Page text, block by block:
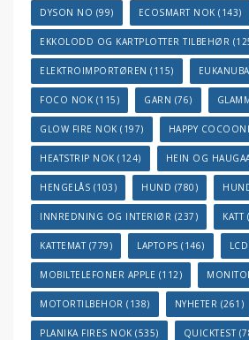
DYSON NO (99) ECOSMART NOK (143)
EKKOLODD OG KARTPLOTTER TILBEHØR
ELEKTROIMPORTØREN (115) EUKANUBA
FOCO NOK (115) GARN (76)
GLOW FIRE NOK (197) HAPPY
HEATSTRIP NOK (124) HEIN OG
HENGELÅS (103) HUND (780)
INNREDNING OG INTERIØR (237) KATT
KATTEMAT(779) LAPTOPS (146)
MOBILTELEFONER APPLE (112)
MOTORTILBEHOR (138) NYHETER (261)
PLANIKA FIRES NOK (535) QUICKTEST